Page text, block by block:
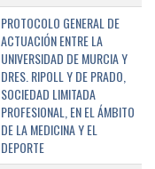
PROTOCOLO GENERAL DE
ACTUACIÓN ENTRE LA
UNIVERSIDAD DE MURCIA Y
DRES. RIPOLL Y DE PRADO,
SOCIEDAD LIMITADA
PROFESIONAL, EN EL ÁMBITO
DE LA MEDICINA Y EL
DEPORTE